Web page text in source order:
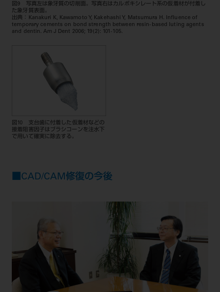
図9 写真左は象牙質の切削面。写真右はカルボキシレート系の仮着材が付着し
た象牙質表面。
出典：Kanakuri K, Kawamoto Y, Kakehashi Y, Matsumura H. Influence of
temporary cements on bond strength between resin-based luting agents
and dentin. Am J Dent 2006; 19(2): 101-105.
図10 支台歯に付着した仮着材などの
接着阻害因子はブラシコーンを注水下
で用いて確実に除去する。
■CAD/CAM修復の今後